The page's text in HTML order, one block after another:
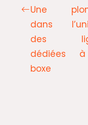
Une
dans
des
dédiées
boxe